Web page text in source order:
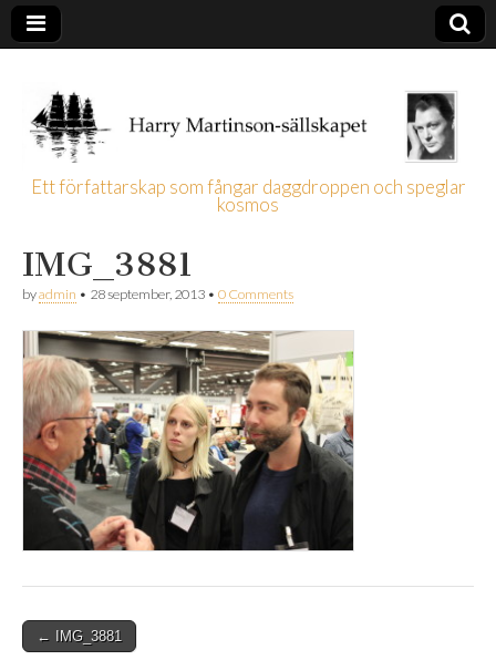
Harry
Martinson-
sällskapet
Ett författarskap som fångar daggdroppen och speglar
kosmos
IMG_3881
byadmin • 28 september, 2013 • 0 Comments
Post
← IMG_3881